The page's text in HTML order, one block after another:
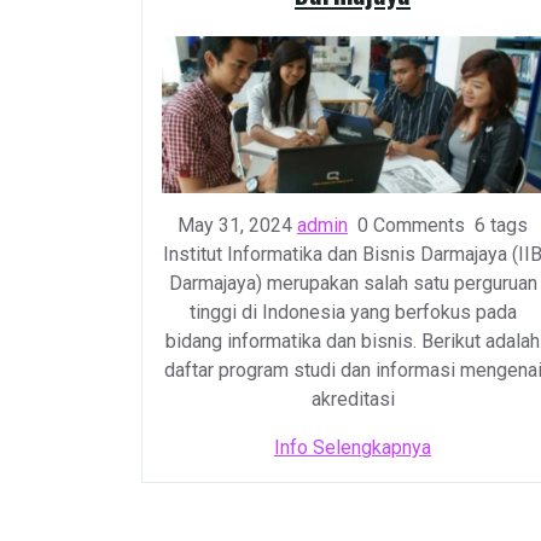
May 31, 2024 admin 0 Comments 6 tags
Institut Informatika dan Bisnis Darmajaya (IIB
Darmajaya) merupakan salah satu perguruan
tinggi di Indonesia yang berfokus pada
bidang informatika dan bisnis. Berikut adalah
daftar program studi dan informasi mengenai
akreditasi
Info Selengkapnya